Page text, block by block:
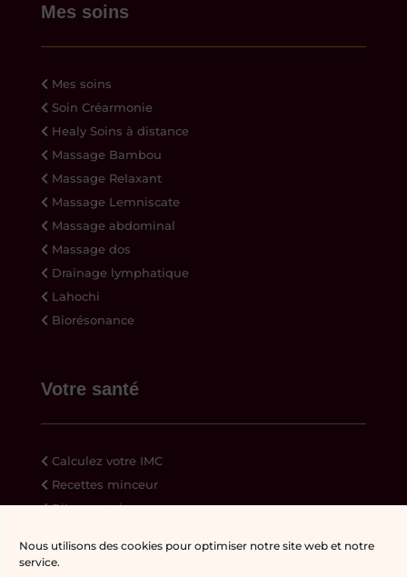
Nous utilisons des cookies pour optimiser notre site web et notre
service.
Mes soins
Mes soins
Soin Créarmonie
Healy Soins à distance
Massage Bambou
Massage Relaxant
Massage Lemniscate
Massage abdominal
Massage dos
Drainage lymphatique
Lahochi
Biorésonance
Votre santé
Calculez votre IMC
Recettes minceur
Bilan gratuit